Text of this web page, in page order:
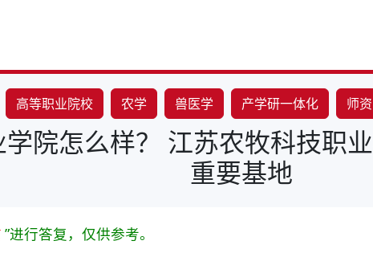
高等职业院校 农学 兽医学 产学研一体化 师
院怎么样？ 江苏农牧科技职
重要基地
”进行答复，仅供参考。